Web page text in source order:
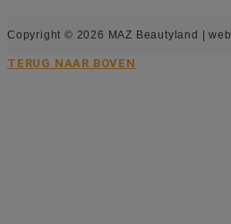
Copyright © 2026 MAZ Beautyland |
TERUG NAAR BOVEN